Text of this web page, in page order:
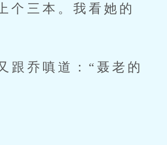
个三本。我看她的
乔嗔道：“聂老的